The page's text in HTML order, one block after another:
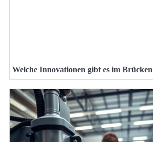
Welche Innovationen gibt es im